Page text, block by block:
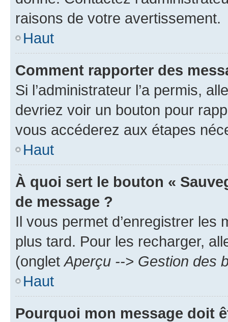
raisons de votre avertissement.
Haut
Comment rapporter des
Si l’administrateur l’a permis,
devriez voir un bouton pour
vous accéderez aux étapes
Haut
À quoi sert le bouton «
de message ?
Il vous permet d’enregistrer
plus tard. Pour les recharger,
(ongletAperçu --> Gestion des
Haut
Pourquoi mon message doit